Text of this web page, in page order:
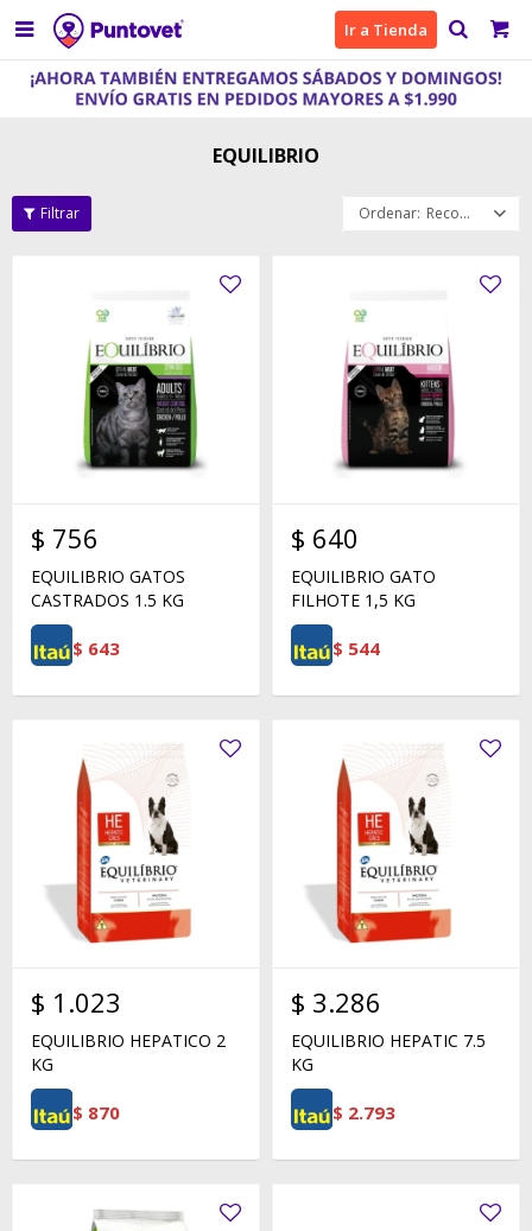
 Ir a Tienda
EQUILIBRIO
Recomendados
$ 756
EQUILIBRIO GATOS
CASTRADOS 1.5 KG
$ 643
$ 640
EQUILIBRIO GATO
FILHOTE 1,5 KG
$ 544
$ 1.023
EQUILIBRIO HEPATICO 2
KG
$ 870
$ 3.286
EQUILIBRIO HEPATIC 7.5
KG
$ 2.793